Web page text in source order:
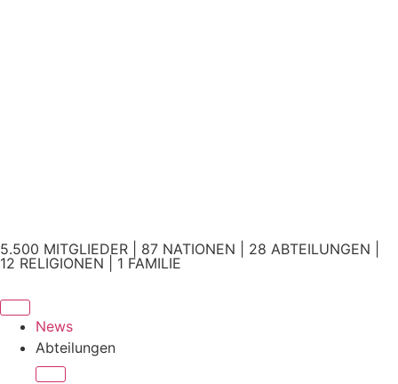
5.500 MITGLIEDER | 87 NATIONEN | 28 ABTEILUNGEN |
12 RELIGIONEN | 1 FAMILIE
News
Abteilungen